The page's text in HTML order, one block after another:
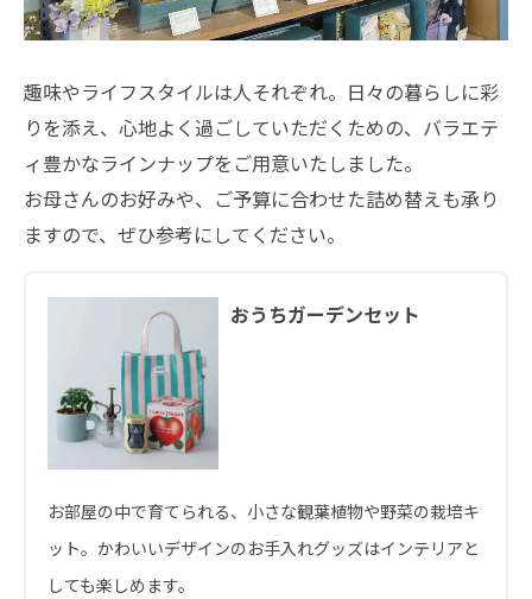
趣味やライフスタイルは人それぞれ。日々の暮らしに彩
りを添え、心地よく過ごしていただくための、バラエテ
ィ豊かなラインナップをご用意いたしました。
お母さんのお好みや、ご予算に合わせた詰め替えも承り
ますので、ぜひ参考にしてください。
おうちガーデンセット
お部屋の中で育てられる、小さな観葉植物や野菜の栽培キ
ット。かわいいデザインのお手入れグッズはインテリアと
しても楽しめます。